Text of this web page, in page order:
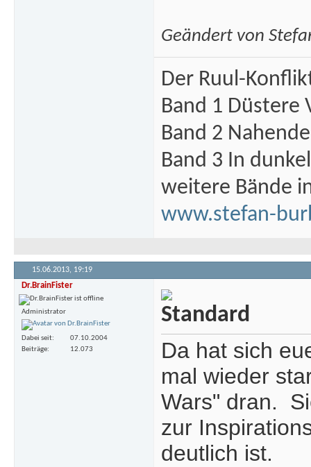
Geändert von
Der Ruul-
Band 1 Düstere
Band 2
Band 3 In
weitere Bände
www.stefan-
15.06.2013, 19:19
Dr.BrainFister
Administrator
Dabei seit
07.10.2004
Beiträge
12.073
Da hat sich
mal wieder
Wars" dran.
zur
deutlich ist.